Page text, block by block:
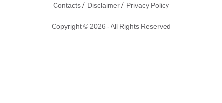
Contacts/ Disclaimer/ Privacy Policy
Copyright © 2026 - All Rights Reserved